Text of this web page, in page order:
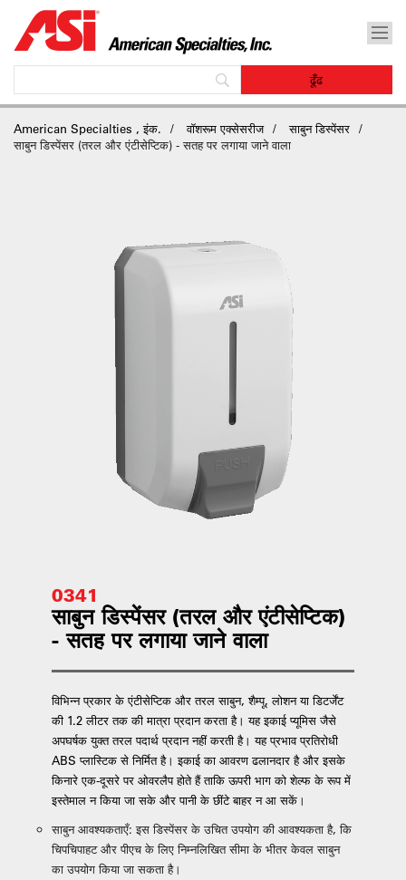
American Specialties , इंक. वॉशरूम एक्सेसरीज
साबुन डिस्पेंसर
साबुन डिस्पेंसर (तरल और एंटीसेप्टिक) - सतह पर लगाया जाने वाला
0341
साबुन डिस्पेंसर (तरल और एंटीसेप्टिक)
- सतह पर लगाया जाने वाला
विभिन्न प्रकार के एंटीसेप्टिक और तरल साबुन, शैम्पू, लोशन या डिटर्जेंट
की 1.2 लीटर तक की मात्रा प्रदान करता है। यह इकाई प्यूमिस जैसे
अपघर्षक युक्त तरल पदार्थ प्रदान नहीं करती है। यह प्रभाव प्रतिरोधी
ABS प्लास्टिक से निर्मित है। इकाई का आवरण ढलानदार है और इसके
किनारे एक-दूसरे पर ओवरलैप होते हैं ताकि ऊपरी भाग को शेल्फ के रूप में
इस्तेमाल न किया जा सके और पानी के छींटे बाहर न आ सकें।
साबुन आवश्यकताएँ: इस डिस्पेंसर के उचित उपयोग की आवश्यकता है, कि
चिपचिपाहट और पीएच के लिए निम्नलिखित सीमा के भीतर केवल साबुन
का उपयोग किया जा सकता है।